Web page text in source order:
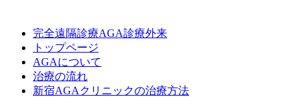
完全遠隔診療AGA診療外来
トップページ
AGAについて
治療の流れ
新宿AGAクリニックの治療方法